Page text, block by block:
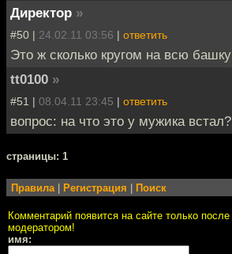
Директор »
#50 | 24.02.11 03:56 | ответить
Это ж сколько кругом на всю
tt0100 »
#51 | 08.04.11 23:45 | ответить
вопрос: на что это у мужика встал?
cтраницы: 1
Правила Регистрация Поиск
Комментарий появится на сайте только после
модератором!
имя: